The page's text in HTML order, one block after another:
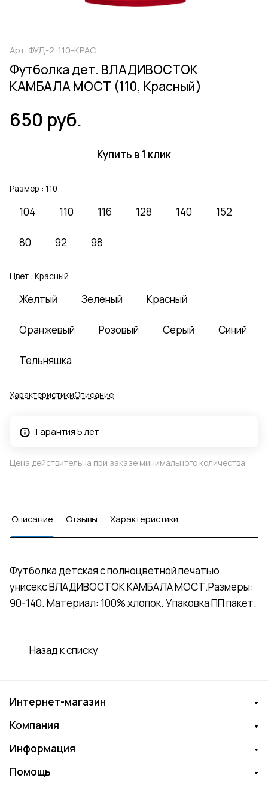
Арт. ФУД-2-110-КРАС
Футболка дет. ВЛАДИВОСТОК
КАМБАЛА МОСТ (110, Красный)
650 руб.
Купить в 1 клик
Размер : 110
104 110 116 128 140 152
80 92 98
Цвет : Красный
Желтый Зеленый Красный
Оранжевый Розовый Серый Синий
Тельняшка
ХарактеристикиОписание
Гарантия 5 лет
Цена действительна при заказе минимального количества
Описание Отзывы Характеристики
Футболка детская с полноцветной печатью
унисекс ВЛАДИВОСТОК КАМБАЛА МОСТ.Размеры:
90-140. Материал: 100% хлопок. Упаковка ПП пакет.
Назад к списку
Интернет-магазин
Компания
Информация
Помощь